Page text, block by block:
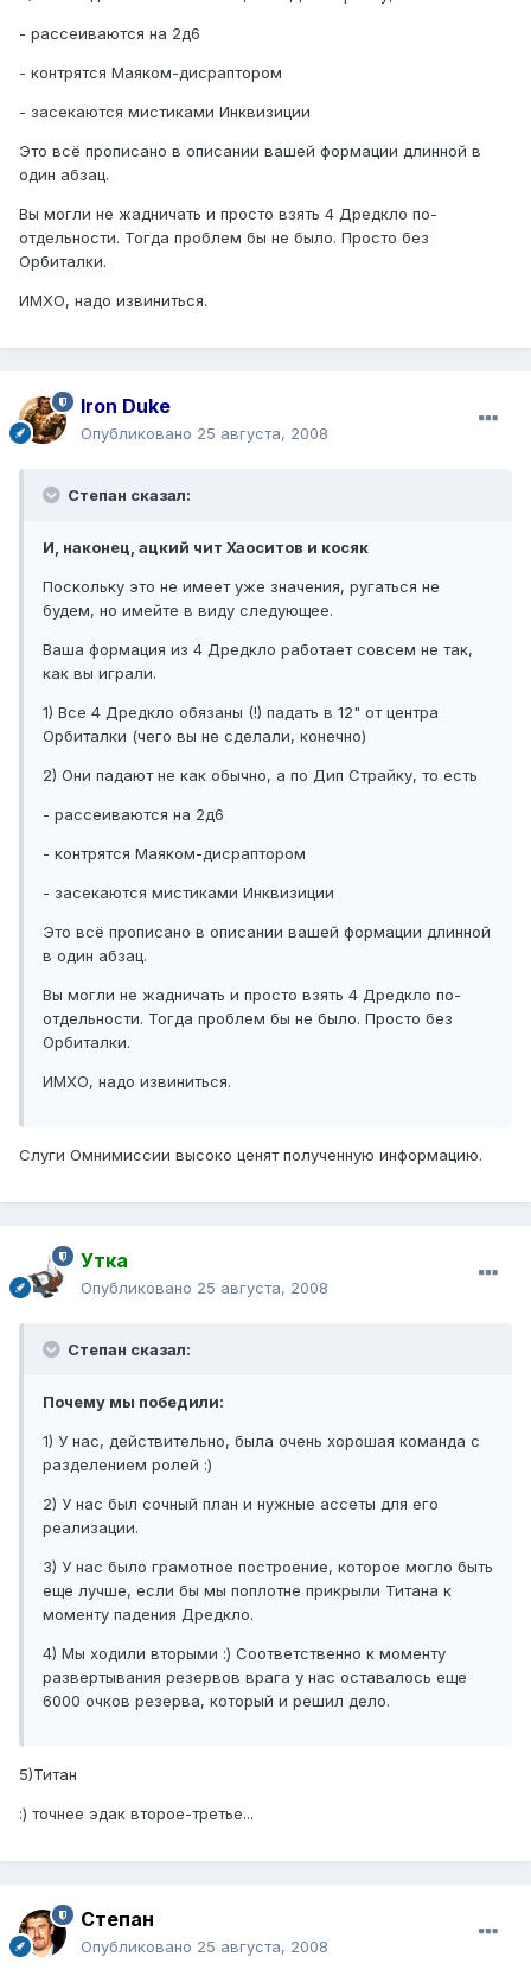
- рассеиваются на 2д6
- контрятся Маяком-дисраптором
- засекаются мистиками Инквизиции
Это всё прописано в описании вашей формации длинной в
один абзац.
Вы могли не жадничать и просто взять 4 Дредкло по-
отдельности. Тогда проблем бы не было. Просто без
Орбиталки.
ИМХО, надо извиниться.
Iron Duke
Опубликовано 25 августа, 2008
Степан сказал:
И, наконец, ацкий чит Хаоситов и косяк
Поскольку это не имеет уже значения, ругаться не
будем, но имейте в виду следующее.
Ваша формация из 4 Дредкло работает совсем не так,
как вы играли.
1) Все 4 Дредкло обязаны (!) падать в 12" от центра
Орбиталки (чего вы не сделали, конечно)
2) Они падают не как обычно, а по Дип Страйку, то есть
- рассеиваются на 2д6
- контрятся Маяком-дисраптором
- засекаются мистиками Инквизиции
Это всё прописано в описании вашей формации длинной
в один абзац.
Вы могли не жадничать и просто взять 4 Дредкло по-
отдельности. Тогда проблем бы не было. Просто без
Орбиталки.
ИМХО, надо извиниться.
Слуги Омнимиссии высоко ценят полученную информацию.
Утка
Опубликовано 25 августа, 2008
Степан сказал:
Почему мы победили:
1) У нас, действительно, была очень хорошая команда с
разделением ролей :)
2) У нас был сочный план и нужные ассеты для его
реализации.
3) У нас было грамотное построение, которое могло быть
еще лучше, если бы мы поплотне прикрыли Титана к
моменту падения Дредкло.
4) Мы ходили вторыми :) Соответственно к моменту
развертывания резервов врага у нас оставалось еще
6000 очков резерва, который и решил дело.
5)Титан
:) точнее эдак второе-третье...
Степан
Опубликовано 25 августа, 2008